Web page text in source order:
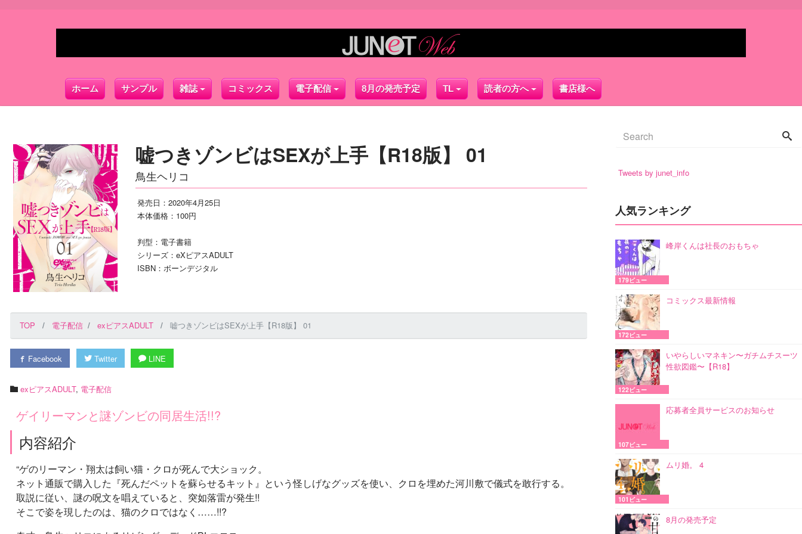
ホーム サンプル 雑誌 コミックス 電子配信 8月の発売予定 TL 読者の方へ 書店様へ
嘘つきゾンビはSEXが上手【R18版】 01
鳥生ヘリコ
発売日：2020年4月25日
本体価格：100円
判型：電子書籍
シリーズ：eXピアスADULT
ISBN：ボーンデジタル
TOP 電子配信 exピアスADULT 嘘つきゾンビはSEXが上手【R18版】 01
Facebook Twitter LINE
exピアスADULT, 電子配信
ゲイリーマンと謎ゾンビの同居生活!!?
内容紹介
“ゲのリーマン・翔太は飼い猫・クロが死んで大ショック。
ネット通販で購入した『死んだペットを蘇らせるキット』という怪しげなグッズを使い、クロを埋めた河川敷で儀式を敢行する。
取説に従い、謎の呪文を唱えていると、突如落雷が発生!!
そこで姿を現したのは、猫のクロではなく……!!?
Tweets by junet_info
人気ランキング
峰岸くんは社長のおもちゃ
179ビュー
コミックス最新情報
172ビュー
いやらしいマネキン〜ガチムチスーツ
性欲図鑑〜【R18】
122ビュー
応募者全員サービスのお知らせ
107ビュー
ムリ婚。 4
101ビュー
8月の発売予定